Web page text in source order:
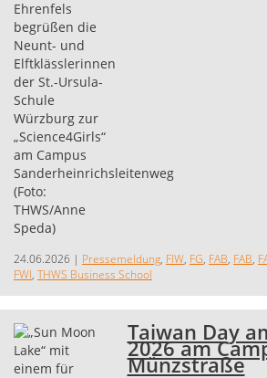
24.06.2026 | Pressemeldung, FIW, FG, FAB, FAB,
FWI, THWS Business School
Taiwan Day
2026 am
Münzstraße